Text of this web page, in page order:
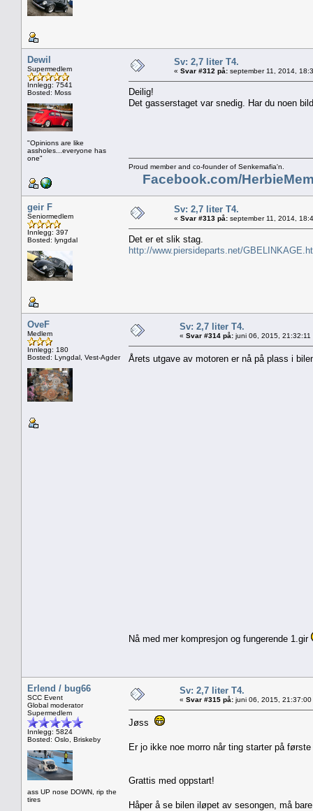
Dewil
Supermedlem
Innlegg: 7541
Bosted: Moss
"Opinions are like
assholes...everyone has
one"
Sv: 2,7 liter T4.
« Svar #312 på: september 11, 2014,
Deilig!
Det gasserstaget var snedig. Har du noen
Proud member and co-founder of Senkemafia'n.
Facebook.com/
geir F
Seniormedlem
Innlegg: 397
Bosted: lyngdal
Sv: 2,7 liter T4.
« Svar #313 på: september 11, 2014,
Det er et slik stag.
http://www.piersideparts.net/
OveF
Medlem
Innlegg: 180
Bosted: Lyngdal, Vest-Agder
Sv: 2,7 liter T4.
« Svar #314 på: juni 06, 2015, 21:32:11
Årets utgave av motoren er nå på plass i
Nå med mer kompresjon og fungerende 1.gir
Erlend / bug66
SCC Event
Global moderator
Supermedlem
Innlegg: 5824
Bosted: Oslo, Briskeby
ass UP nose DOWN, rip the
tires
Sv: 2,7 liter T4.
« Svar #315 på: juni 06, 2015, 21:37:00
Jøss
Er jo ikke noe morro når ting starter på
Grattis med oppstart!
Håper å se bilen iløpet av sesongen, må